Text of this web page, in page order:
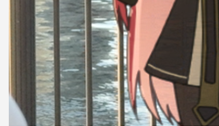
プライバシーポリシー
未成年の方々へのお願い
二次創作ガイドライン
よくある質問
サポーターガイドライン